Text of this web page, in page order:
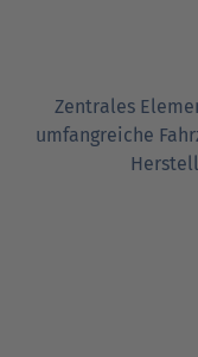
Zentrales
umfangreiche